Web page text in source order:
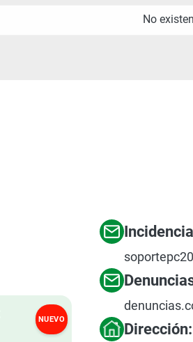
No
NUEVO
Dirección: